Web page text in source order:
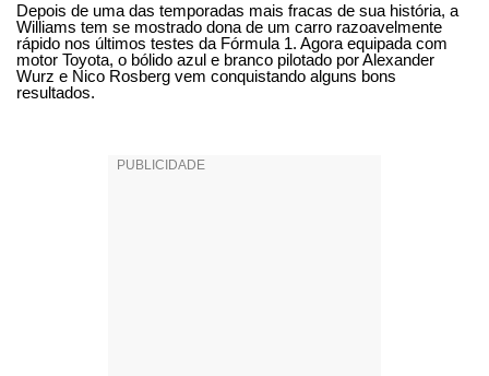
Depois de uma das temporadas mais fracas de sua história, a
Williams tem se mostrado dona de um carro razoavelmente
rápido nos últimos testes da Fórmula 1. Agora equipada com
motor Toyota, o bólido azul e branco pilotado por Alexander
Wurz e Nico Rosberg vem conquistando alguns bons
resultados.